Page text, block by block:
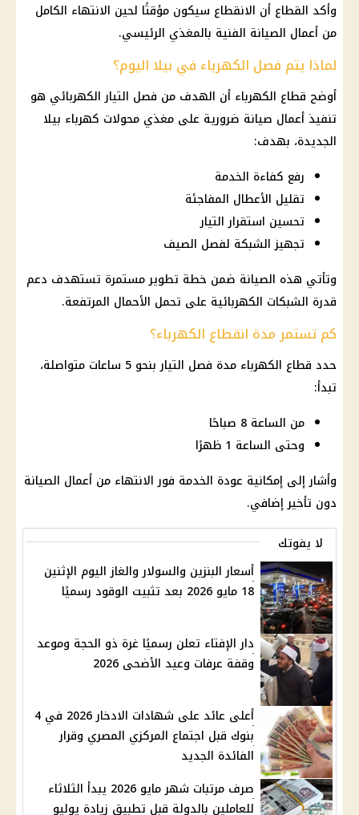
وأكد القطاع أن الانقطاع سيكون مؤقتًا لحين الانتهاء الكامل
من أعمال الصيانة الفنية بالمغذي الرئيسي.
لماذا يتم فصل الكهرباء في بيلا اليوم؟
أوضح قطاع الكهرباء أن الهدف من فصل التيار الكهربائي هو
تنفيذ أعمال صيانة ضرورية على مغذي محولات كهرباء بيلا
الجديدة، بهدف:
رفع كفاءة الخدمة
تقليل الأعطال المفاجئة
تحسين استقرار التيار
تجهيز الشبكة لفصل الصيف
وتأتي هذه الصيانة ضمن خطة تطوير مستمرة تستهدف دعم
قدرة الشبكات الكهربائية على تحمل الأحمال المرتفعة.
كم تستمر مدة انقطاع الكهرباء؟
حدد قطاع الكهرباء
مدة فصل التيار بنحو 5 ساعات متواصلة،
تبدأ:
من الساعة 8 صباحًا
وحتى الساعة 1 ظهرًا
وأشار إلى إمكانية عودة الخدمة فور الانتهاء من أعمال الصيانة
دون تأخير إضافي.
لا يفوتك
أسعار البنزين والسولار والغاز اليوم الإثنين
18 مايو 2026 بعد تثبيت الوقود رسميًا
دار الإفتاء تعلن رسميًا غرة ذو الحجة وموعد
وقفة عرفات وعيد الأضحى 2026
أعلى عائد على شهادات الادخار 2026 في 4
بنوك قبل اجتماع المركزي المصري وقرار
الفائدة الجديد
صرف مرتبات شهر مايو 2026 يبدأ الثلاثاء
للعاملين بالدولة قبل تطبيق زيادة يوليو